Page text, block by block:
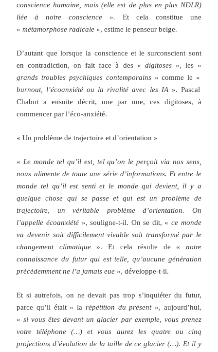
conscience humaine, mais (elle est de plus en plus NDLR)
liée à notre conscience ». Et cela constitue une
«métamorphose radicale », estime le penseur belge.
D’autant que lorsque la conscience et le surconscient sont
en contradiction, on fait face à des « digitoses», les «
grands troubles psychiques contemporains» comme le «
burnout, l’écoanxiété ou la rivalité avec les IA». Pascal
Chabot a ensuite décrit, une par une, ces digitoses, à
commencer par l’éco-anxiété.
« Un problème de trajectoire et d’orientation »
« Le monde tel qu’il est, tel qu’on le perçoit via nos sens,
nous alimente de toute une série d’informations. Et entre le
monde tel qu’il est senti et le monde qui devient, il y a
quelque chose qui se passe et qui est un problème de
trajectoire, un véritable problème d’orientation. On
l’appelle écoanxiété », souligne-t-il. On se dit, « ce monde
va devenir soit difficilement vivable soit transformé par le
changement climatique». Et cela résulte de « notre
connaissance du futur qui est telle, qu’aucune génération
précédemment ne l’a jamais eue », développe-t-il.
Et si autrefois, on ne devait pas trop s’inquiéter du futur,
parce qu’il était « la répétition du présent», aujourd’hui,
«si vous êtes devant un glacier par exemple, vous prenez
votre téléphone (…) et vous aurez les quatre ou cinq
projections d’évolution de la taille de ce glacier (…). Et il y